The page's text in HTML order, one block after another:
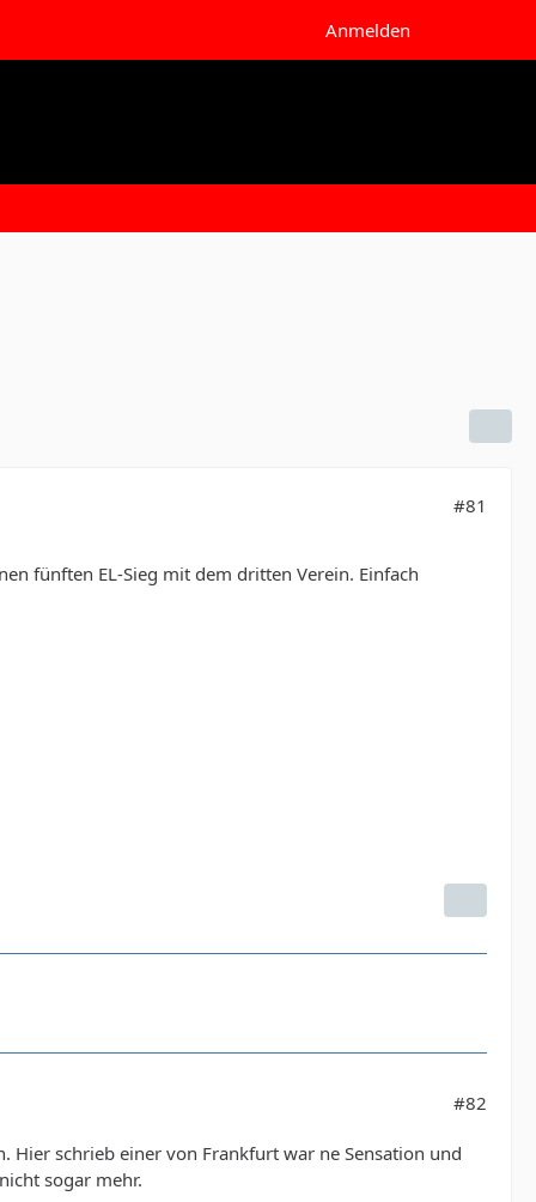
Anmelden
#81
fünften EL-Sieg mit dem dritten Verein. Einfach
#82
schrieb einer von Frankfurt war ne Sensation und
sogar mehr.